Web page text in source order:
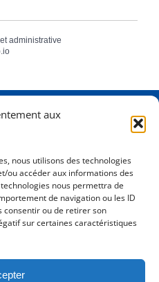
aux
nous utilisons des technologies
ou accéder aux informations des
nous permettra de
de navigation ou les ID
consentir ou de retirer son
sur certaines caractéristiques
administrative
à 12h
à 12h
à 12h
à 12h - 16h à 18h00